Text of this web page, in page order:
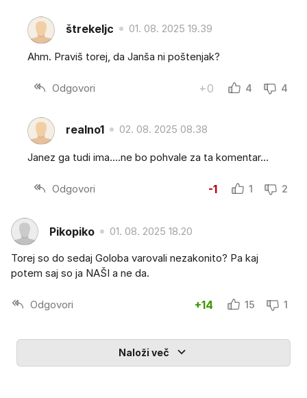
štrekeljc 01. 08. 2025 19.39
Ahm. Praviš torej, da Janša ni poštenjak?
Odgovori +0 4 4
realno1 02. 08. 2025 08.38
Janez ga tudi ima....ne bo pohvale za ta komentar...
Odgovori -1 1 2
Pikopiko 01. 08. 2025 18.20
Torej so do sedaj Goloba varovali nezakonito? Pa kaj
potem saj so ja NAŠI a ne da.
Odgovori +14 15 1
Naloži več